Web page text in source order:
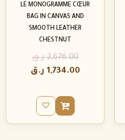
LE MONOGRAMME CŒUR
BAG IN CANVAS AND
SMOOTH LEATHER
CHESTNUT
2,676.00 ر.ق
1,734.00 ر.ق